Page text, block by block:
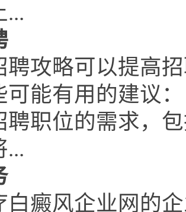
...
聘攻略可以提高
可能有用的建议
聘职位的需求，
...
白癜风企业网的